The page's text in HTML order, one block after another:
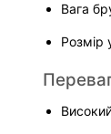
Вага
Розмір